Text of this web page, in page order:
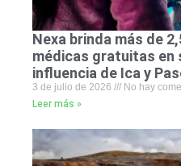
Nexa brinda más de
médicas gratuitas en
influencia de Ica y
3 de julio de 2026
No hay
Leer más »